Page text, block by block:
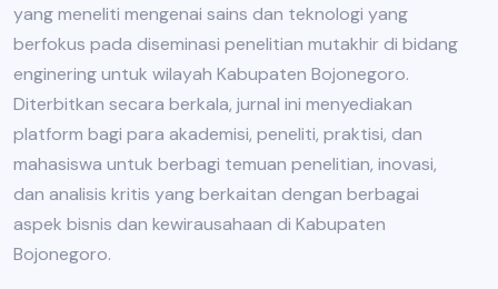
yang meneliti mengenai sains dan teknologi yang
berfokus pada diseminasi penelitian mutakhir di bidang
enginering untuk wilayah Kabupaten Bojonegoro.
Diterbitkan secara berkala, jurnal ini menyediakan
platform bagi para akademisi, peneliti, praktisi, dan
mahasiswa untuk berbagi temuan penelitian, inovasi,
dan analisis kritis yang berkaitan dengan berbagai
aspek bisnis dan kewirausahaan di Kabupaten
Bojonegoro.